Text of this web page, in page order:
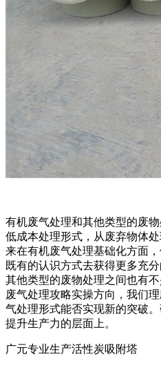
有机废气处理和其他类型的废
低成本处理形式，从废弃物体
来在有机废气处理基础化方面
既有的认识方式去获得更多充
其他类型的废物处理之间也有
废气处理攻略实操方向，我们
气处理形式能否实现新的突破
提升生产力的层面上。
广元专业生产活性炭吸附塔